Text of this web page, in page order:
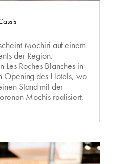
Mochiri auf einem
der Region.
Les Roches Blanches in
Opening des Hotels, wo
Stand mit der
Mochis realisiert.